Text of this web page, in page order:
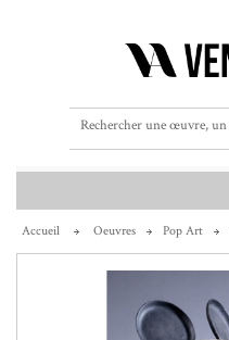
Accueil Oeuvres Pop Art